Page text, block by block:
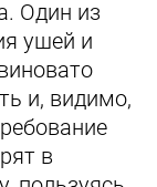
Один из
ушей и
и, видимо,
в